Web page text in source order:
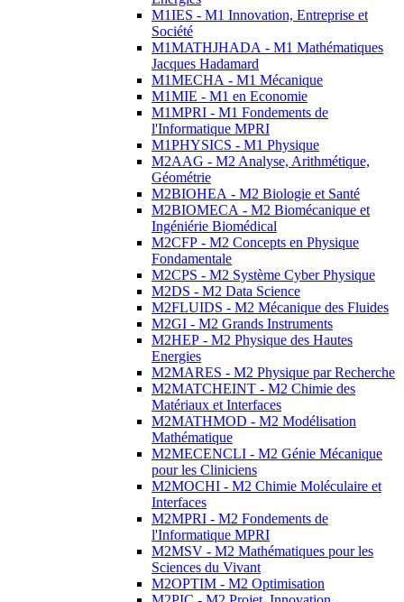
M1IES - M1 Innovation, Entreprise et
Société
M1MATHJHADA - M1 Mathématiques
Jacques Hadamard
M1MECHA - M1 Mécanique
M1MIE - M1 en Economie
M1MPRI - M1 Fondements de
l'Informatique MPRI
M1PHYSICS - M1 Physique
M2AAG - M2 Analyse, Arithmétique,
Géométrie
M2BIOHEA - M2 Biologie et Santé
M2BIOMECA - M2 Biomécanique et
Ingéniérie Biomédical
M2CFP - M2 Concepts en Physique
Fondamentale
M2CPS - M2 Système Cyber Physique
M2DS - M2 Data Science
M2FLUIDS - M2 Mécanique des Fluides
M2GI - M2 Grands Instruments
M2HEP - M2 Physique des Hautes
Energies
M2MARES - M2 Physique par Recherche
M2MATCHEINT - M2 Chimie des
Matériaux et Interfaces
M2MATHMOD - M2 Modélisation
Mathématique
M2MECENCLI - M2 Génie Mécanique
pour les Cliniciens
M2MOCHI - M2 Chimie Moléculaire et
Interfaces
M2MPRI - M2 Fondements de
l'Informatique MPRI
M2MSV - M2 Mathématiques pour les
Sciences du Vivant
M2OPTIM - M2 Optimisation